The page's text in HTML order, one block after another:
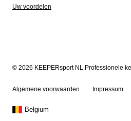
Uw voordelen
© 2026 KEEPERsport NL Professionele
Algemene voorwaarden Impressum
Belgium